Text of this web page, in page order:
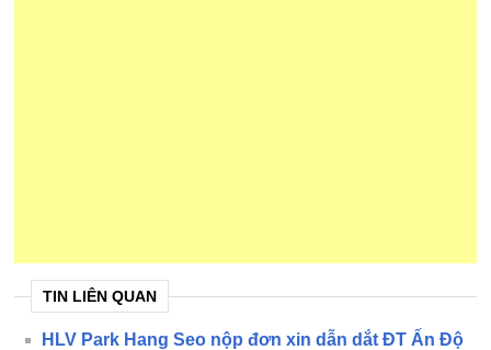
TIN LIÊN QUAN
HLV Park Hang Seo nộp đơn xin dẫn dắt ĐT Ấn Độ